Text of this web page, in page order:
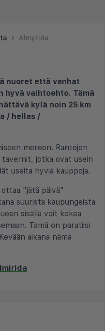
Almyrida
nuoret että vanhat
vaihtoehto. Tämä
kylä noin 25 km
/ hellas /
mereen. Rantojen
jotka ovat usein
useita hyviä kauppoja.
"jätä päivä"
suurista kaupungeista
sisällä voit kokea
Tämä on paratiisi
aikana nämä